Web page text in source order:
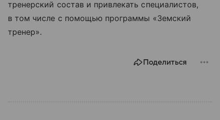
тренерский состав и привлекать специалистов,
в том числе с помощью программы «Земский
тренер».
Поделиться